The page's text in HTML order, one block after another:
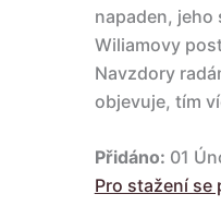
napaden, jeho
Wiliamovy
Navzdory
objevuje, tím
Přidáno: 01
Pro stažení se